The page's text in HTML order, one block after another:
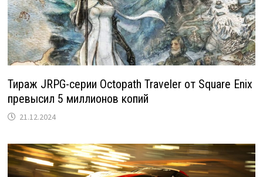
Тираж JRPG-серии Octopath Traveler от Square Enix
превысил 5 миллионов копий
21.12.2024